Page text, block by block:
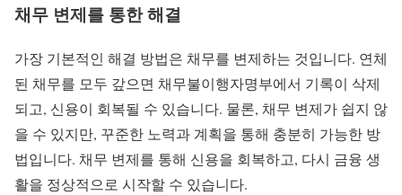
채무 변제를 통한 해결
가장 기본적인 해결 방법은 채무를 변제하는 것입니다. 연체
된 채무를 모두 갚으면 채무불이행자명부에서 기록이 삭제
되고, 신용이 회복될 수 있습니다. 물론, 채무 변제가 쉽지 않
을 수 있지만, 꾸준한 노력과 계획을 통해 충분히 가능한 방
법입니다. 채무 변제를 통해 신용을 회복하고, 다시 금융 생
활을 정상적으로 시작할 수 있습니다.